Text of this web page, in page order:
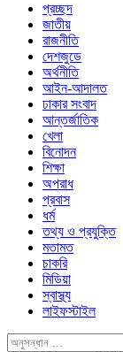
প্রচ্ছদ
জাতীয়
রাজনীতি
দেশজুডে
অর্থনীতি
আইন-আদালত
ঢাকার সংবাদ
আন্তর্জাতিক
খেলা
বিনোদন
শিক্ষা
অপরাধ
প্রবাস
ধর্ম
তথ্য ও প্রযুক্তি
মতামত
চাকরি
মিডিয়া
স্বাস্থ্য
লাইফস্টাইল